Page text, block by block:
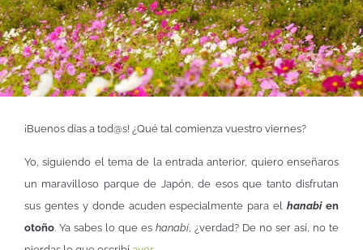
¡Buenos días a tod@s! ¿Qué tal comienza vuestro viernes?
Yo, siguiendo el tema de la entrada anterior, quiero enseñaros
un maravilloso parque de Japón, de esos que tanto disfrutan
sus gentes y donde acuden especialmente para elhanabien
otoño. Ya sabes lo que es hanabi, ¿verdad? De no ser así, no te